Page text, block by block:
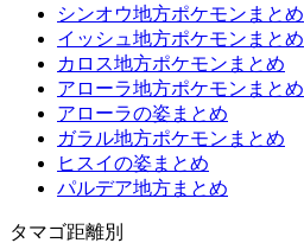
シンオウ地方ポケモンまとめ
イッシュ地方ポケモンまとめ
カロス地方ポケモンまとめ
アローラ地方ポケモンまとめ
アローラの姿まとめ
ガラル地方ポケモンまとめ
ヒスイの姿まとめ
パルデア地方まとめ
タマゴ距離別